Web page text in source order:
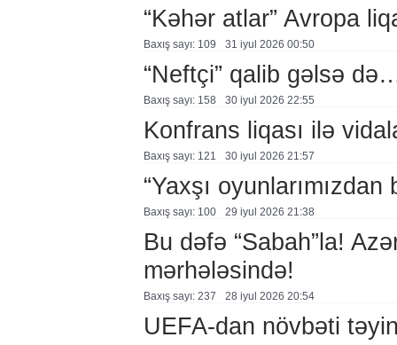
“Kəhər atlar” Avropa
Baxış sayı: 109 31 i̇yul 2026 00:50
“Neftçi” qalib gəlsə
Baxış sayı: 158 30 i̇yul 2026 22:55
Konfrans liqası ilə
Baxış sayı: 121 30 i̇yul 2026 21:57
“Yaxşı
Baxış sayı: 100 29 i̇yul 2026 21:38
Bu dəfə “Sabah”la!
mərhələsində!
Baxış sayı: 237 28 i̇yul 2026 20:54
UEFA-dan növbəti